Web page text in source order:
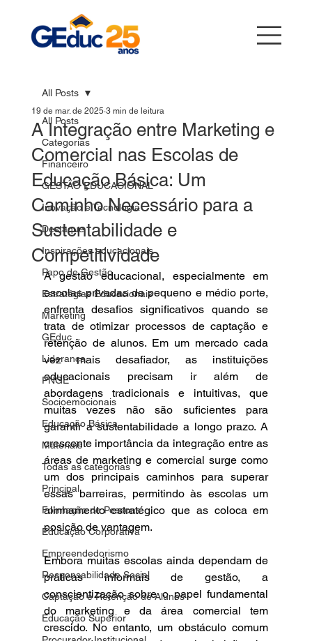
All Posts
Categorias
Financeiro
GESTÃO EDUCACIONAL
Inovação e Tecnologia
Destaque
Inspirações educacionais
Papo de Gestão
Estratégias Educacionais
Marketing
GEduc
Liderança
PNGE
Socioemocionais
Educação Básica
Materiais
Todas as categorias
Principal
Formação de Pessoas
Educação Corporativa
Empreendedorismo
Responsabilidade Social
Captação e Retenção de Alunos
Educação Superior
All Posts
A Integração entre Marketing e
Comercial nas Escolas de
Educação Básica: Um
Caminho Necessário para a
Sustentabilidade e
Competitividade
19 de mar. de 2025 3 min de leitura
A gestão educacional, especialmente em
escolas privadas de pequeno e médio porte,
enfrenta desafios significativos quando se
trata de otimizar processos de captação e
retenção de alunos. Em um mercado cada
vez mais desafiador, as instituições
educacionais precisam ir além de
abordagens tradicionais e intuitivas, que
muitas vezes não são suficientes para
garantir a sustentabilidade a longo prazo. A
crescente importância da integração entre as
áreas de marketing e comercial surge como
um dos principais caminhos para superar
essas barreiras, permitindo às escolas um
alinhamento estratégico que as coloca em
posição de vantagem.
Embora muitas escolas ainda dependam de
práticas informais de gestão, a
conscientização sobre o papel fundamental
do marketing e da área comercial tem
crescido. No entanto, um obstáculo comum